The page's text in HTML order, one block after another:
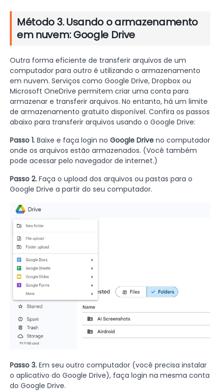
Método 3. Usando o armazenamento
em nuvem: Google Drive
Outra forma eficiente de transferir arquivos de um
computador para outro é utilizando o armazenamento
em nuvem. Serviços como Google Drive, Dropbox ou
Microsoft OneDrive permitem criar uma conta para
armazenar e transferir arquivos. No entanto, há um limite
de armazenamento gratuito disponível. Confira os passos
abaixo para transferir arquivos usando o Google Drive:
Passo 1. Baixe e faça login no Google Drive no computador
onde os arquivos estão armazenados. (Você também
pode acessar pelo navegador de internet.)
Passo 2. Faça o upload dos arquivos ou pastas para o
Google Drive a partir do seu computador.
Passo 3. Em seu outro computador (você precisa instalar
o aplicativo do Google Drive), faça login na mesma conta
do Google Drive.